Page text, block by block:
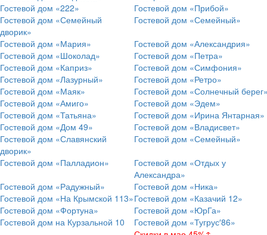
Гостевой дом «222»
Гостевой дом «Прибой»
Гостевой дом «Семейный
дворик»
Гостевой дом «Семейный»
Гостевой дом «Мария»
Гостевой дом «Александрия»
Гостевой дом «Шоколад»
Гостевой дом «Петра»
Гостевой дом «Каприз»
Гостевой дом «Симфония»
Гостевой дом «Лазурный»
Гостевой дом «Ретро»
Гостевой дом «Маяк»
Гостевой дом «Солнечный
Гостевой дом «Амиго»
Гостевой дом «Эдем»
Гостевой дом «Татьяна»
Гостевой дом «Ирина Янтарная»
Гостевой дом «Дом 49»
Гостевой дом «Владисвет»
Гостевой дом «Славянский
дворик»
Гостевой дом «Семейный»
Гостевой дом «Палладион»
Гостевой дом «Отдых у
Александра»
Гостевой дом «Радужный»
Гостевой дом «Ника»
Гостевой дом «На Крымской 113»Гостевой дом «Казачий 12»
Гостевой дом «Фортуна»
Гостевой дом «ЮрГа»
Гостевой дом на Курзальной 10
Гостевой дом «Тугрус′86»